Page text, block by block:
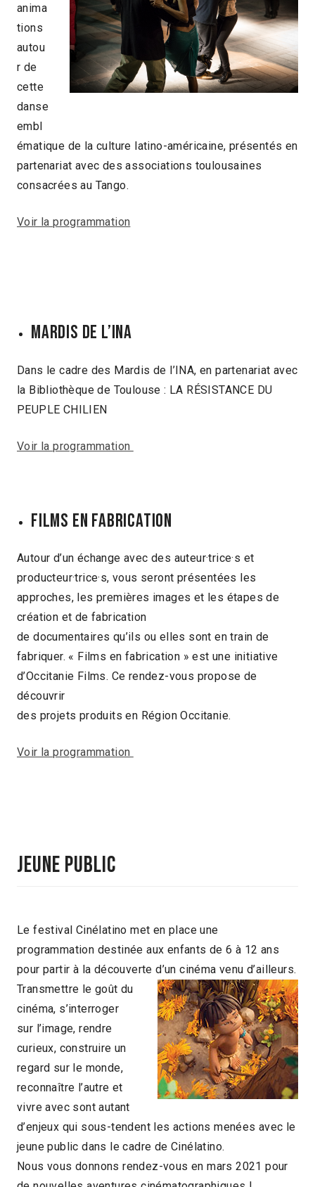
anima
tions
autou
r de
cette
danse
embl
ématique de la culture latino-américaine, présentés en
partenariat avec des associations toulousaines
consacrées au Tango.
Voir la programmation
Mardis de l’INA
Dans le cadre des Mardis de l’INA, en partenariat avec
la Bibliothèque de Toulouse : LA RÉSISTANCE DU
PEUPLE CHILIEN
Voir la programmation
Films en fabrication
Autour d’un échange avec des auteur·trice·s et
producteur·trice·s, vous seront présentées les
approches, les premières images et les étapes de
création et de fabrication
de documentaires qu’ils ou elles sont en train de
fabriquer. « Films en fabrication » est une initiative
d’Occitanie Films. Ce rendez-vous propose de
découvrir
des projets produits en Région Occitanie.
Voir la programmation
Jeune public
Le festival Cinélatino met en place une
programmation destinée aux enfants de 6 à 12 ans
pour partir à la découverte d’un cinéma venu d’ailleurs.
Transmettre le goût du
cinéma, s’interroger
sur l’image, rendre
curieux, construire un
regard sur le monde,
reconnaître l’autre et
vivre avec sont autant
d’enjeux qui sous-tendent les actions menées avec le
jeune public dans le cadre de Cinélatino.
Nous vous donnons rendez-vous en mars 2021 pour